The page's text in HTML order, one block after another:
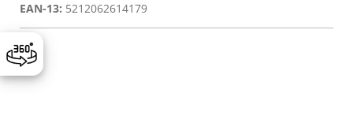
EAN-13: 5212062614179